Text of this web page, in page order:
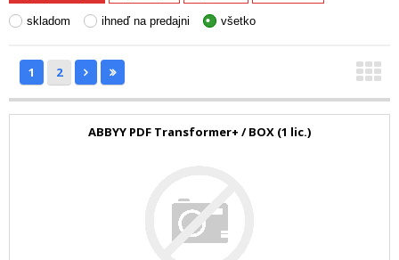
skladom ihneď na predajni všetko
1 2
ABBYY PDF Transformer+ / BOX (1 lic.)